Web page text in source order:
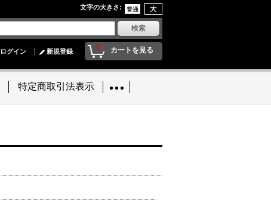
文字の大きさ :
0 カートを見る
ログイン 新規登録
特定商取引法表示